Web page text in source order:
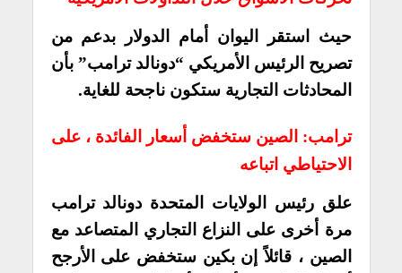
حيث استقر اليوان أمام الدولار بدعم من
تصريح الرئيس الأمريكي “دونالد ترامب” بأن
المحادثات التجارية ستكون ناجحة للغاية.
ترامب: الصين ستخفض أسعار الفائدة ، على
الاحتياطي اتباعه
علق رئيس الولايات المتحدة دونالد ترامب
مرة أخرى على النزاع التجاري المتصاعد مع
الصين ، قائلاً إن بكين ستخفض على الأرجح